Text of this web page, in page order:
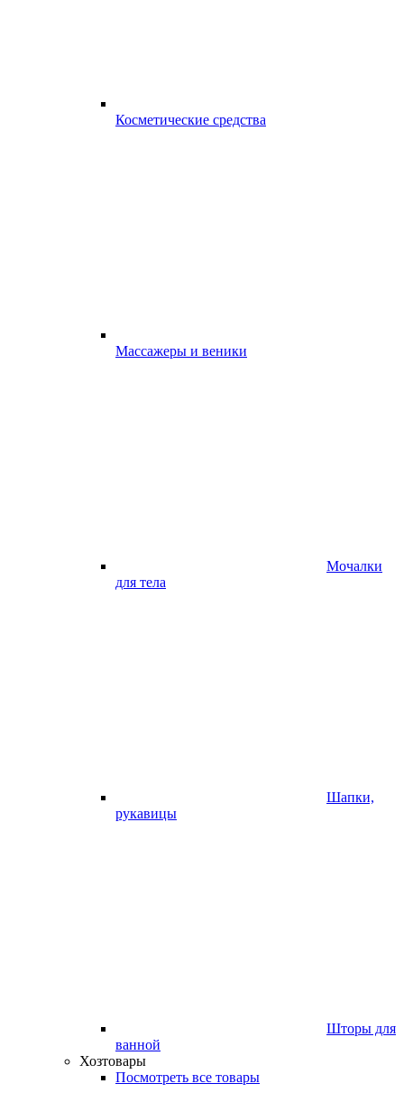
Косметические средства
Массажеры и веники
Мочалки
для тела
Шапки,
рукавицы
Шторы для
ванной
Хозтовары
Посмотреть все товары